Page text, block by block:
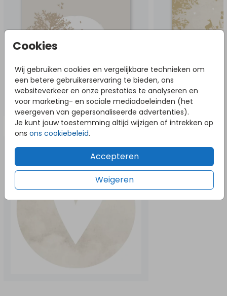
Cookies
Wij gebruiken cookies en vergelijkbare technieken om
een betere gebruikerservaring te bieden, ons
websiteverkeer en onze prestaties te analyseren en
voor marketing- en sociale mediadoeleinden (het
weergeven van gepersonaliseerde advertenties).
Je kunt jouw toestemming altijd wijzigen of intrekken op
ons ons cookiebeleid.
Accepteren
Weigeren
NOG MEER IN DEZE STIJL